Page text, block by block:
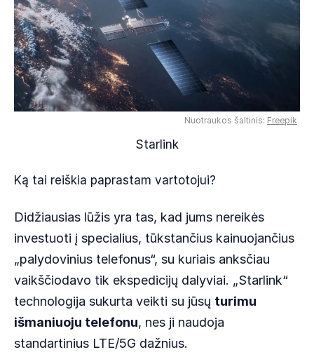
Nuotraukos šaltinis: Freepik
Starlink
Ką tai reiškia paprastam vartotojui?
Didžiausias lūžis yra tas, kad jums nereikės
investuoti į specialius, tūkstančius kainuojančius
„palydovinius telefonus“, su kuriais anksčiau
vaikščiodavo tik ekspedicijų dalyviai. „Starlink“
technologija sukurta veikti su jūsų turimu
išmaniuoju telefonu, nes ji naudoja
standartinius LTE/5G dažnius.